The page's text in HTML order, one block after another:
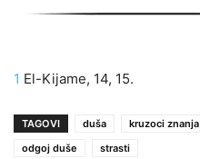
1 El-Kijame, 14, 15.
TAGOVI duša kruzoci znanja
odgoj duše
strasti